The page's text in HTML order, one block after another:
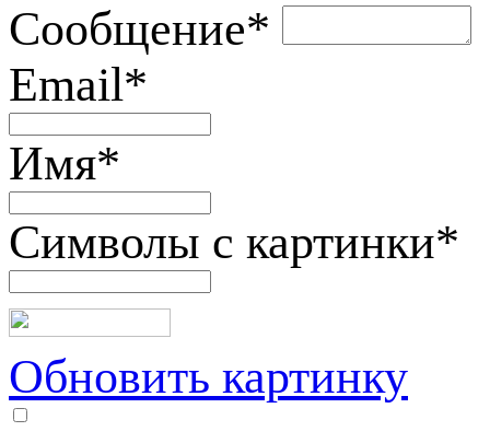
Сообщение*
Email*
Имя*
Символы с картинки*
Обновить картинку